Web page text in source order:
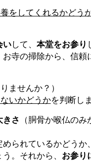
をしてくれるかどう
いして、 本堂をお参り
寺の掃除から、信頼
ませんか？）
いかどうかを判断し
きさ （胴骨か喉仏の
られているかどうか
。それから、 お参り